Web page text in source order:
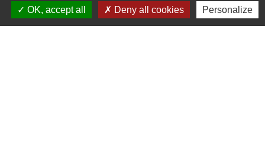
Contacts
OK, accept all
Deny all cookies Personalize